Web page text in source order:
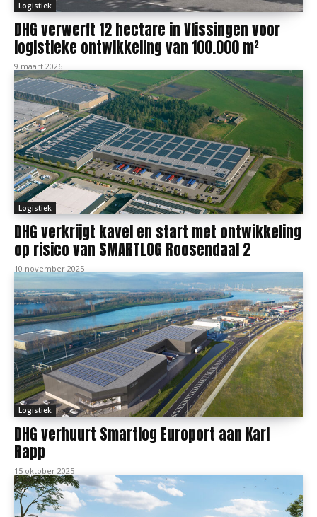
Logistiek
DHG verwerft 12 hectare in Vlissingen voor
logistieke ontwikkeling van 100.000 m²
9 maart 2026
Logistiek
DHG verkrijgt kavel en start met ontwikkeling
op risico van SMARTLOG Roosendaal 2
10 november 2025
Logistiek
DHG verhuurt Smartlog Europort aan Karl
Rapp
15 oktober 2025